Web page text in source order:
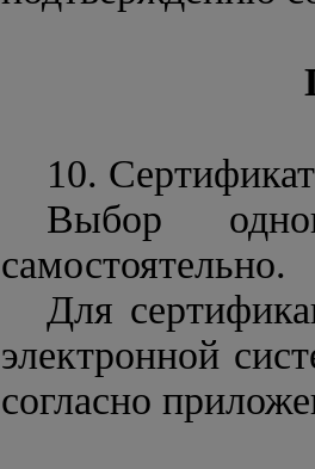
10.
Выбор
самостоятельно.
Для
электронной
согласно